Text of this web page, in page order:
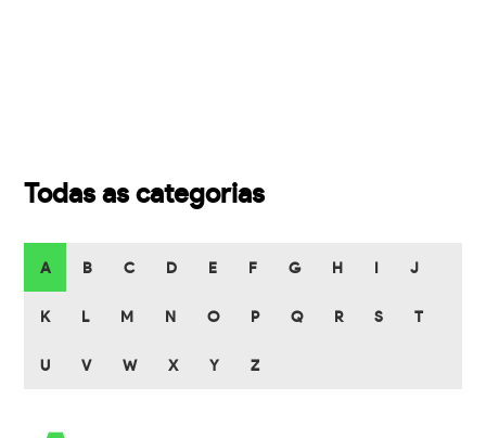
Todas as categorias
A B C D E F G H J
K L M N O P Q R S T
U V W X Y Z